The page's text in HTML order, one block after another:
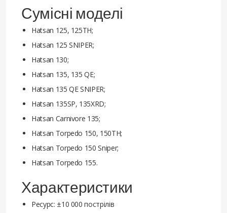
Сумісні моделі
Hatsan 125, 125TH;
Hatsan 125 SNIPER;
Hatsan 130;
Hatsan 135, 135 QE;
Hatsan 135 QE SNIPER;
Hatsan 135SP, 135XRD;
Hatsan Carnivore 135;
Hatsan Torpedo 150, 150TH;
Hatsan Torpedo 150 Sniper;
Hatsan Torpedo 155.
Характеристики
Ресурс: ±10 000 пострілів